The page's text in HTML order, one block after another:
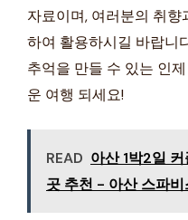
자료이며, 여러분의 취
하여 활용하시길 바랍니
추억을 만들 수 있는 인
운 여행 되세요!
READ 아산 1박2일
곳 추천 - 아산 스파